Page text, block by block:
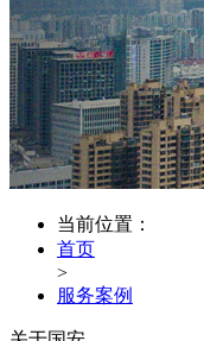
当前位置：
首页
>
服务案例